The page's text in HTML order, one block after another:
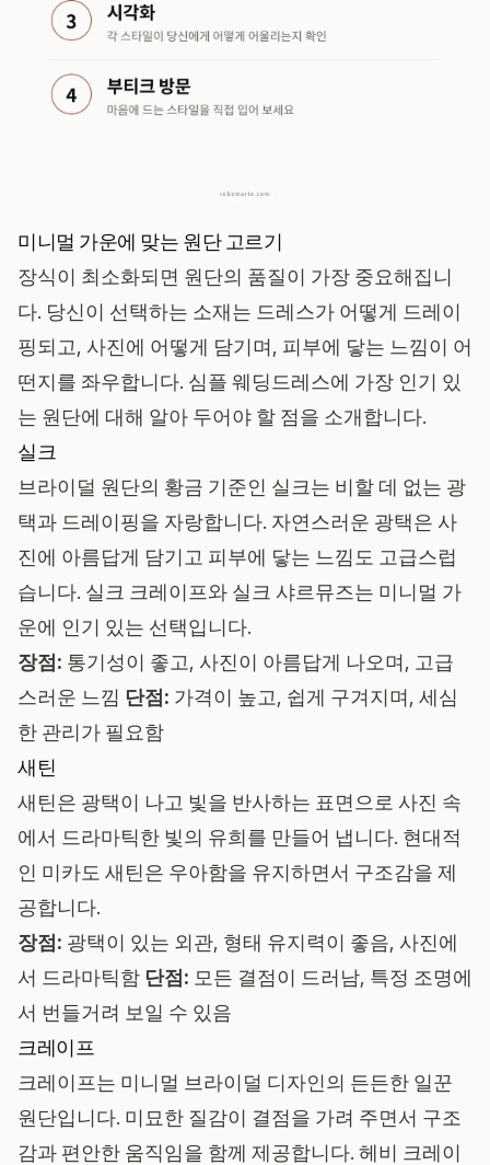
미니멀 가운에 맞는 원단 고르기
장식이 최소화되면 원단의 품질이 가장 중요해집니
다. 당신이 선택하는 소재는 드레스가 어떻게 드레이
핑되고, 사진에 어떻게 담기며, 피부에 닿는 느낌이 어
떤지를 좌우합니다. 심플 웨딩드레스에 가장 인기 있
는 원단에 대해 알아 두어야 할 점을 소개합니다.
실크
브라이덜 원단의 황금 기준인 실크는 비할 데 없는 광
택과 드레이핑을 자랑합니다. 자연스러운 광택은 사
진에 아름답게 담기고 피부에 닿는 느낌도 고급스럽
습니다. 실크 크레이프와 실크 샤르뮤즈는 미니멀 가
운에 인기 있는 선택입니다.
장점: 통기성이 좋고, 사진이 아름답게 나오며, 고급
스러운 느낌 단점: 가격이 높고, 쉽게 구겨지며, 세심
한 관리가 필요함
새틴
새틴은 광택이 나고 빛을 반사하는 표면으로 사진 속
에서 드라마틱한 빛의 유희를 만들어 냅니다. 현대적
인 미카도 새틴은 우아함을 유지하면서 구조감을 제
공합니다.
장점: 광택이 있는 외관, 형태 유지력이 좋음, 사진에
서 드라마틱함 단점: 모든 결점이 드러남, 특정 조명에
서 번들거려 보일 수 있음
크레이프
크레이프는 미니멀 브라이덜 디자인의 든든한 일꾼
원단입니다. 미묘한 질감이 결점을 가려 주면서 구조
감과 편안한 움직임을 함께 제공합니다. 헤비 크레이